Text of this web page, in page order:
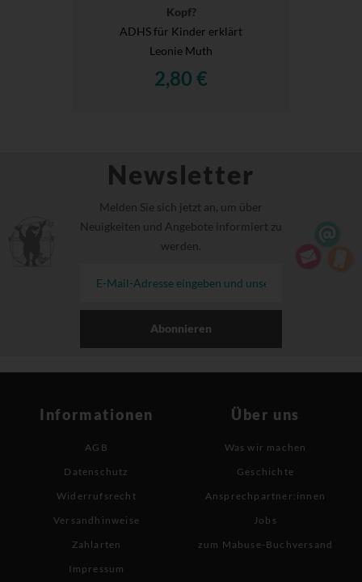
Kopf?
ADHS für Kinder erklärt
Leonie Muth
2,80 €
Newsletter
Melden Sie sich jetzt an, um über
Neuigkeiten und Angebote informiert zu
werden.
Abonnieren
Informationen
AGB
Datenschutz
Widerrufsrecht
Versandhinweise
Zahlarten
Impressum
Über uns
Was wir machen
Geschichte
Ansprechpartner:innen
Jobs
zum Mabuse-Buchversand